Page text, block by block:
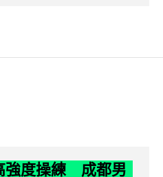
強度操練 成都男